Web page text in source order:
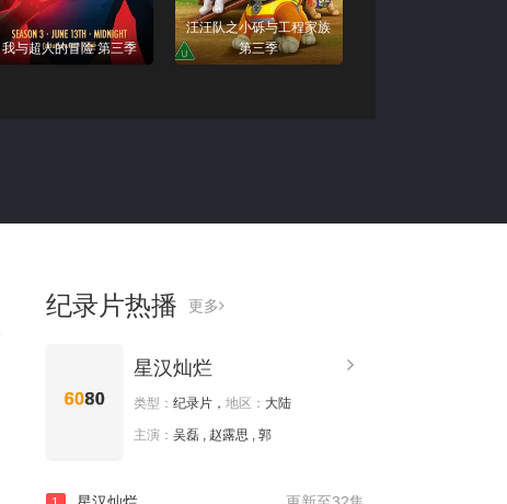
我与超人的冒险 第三季
汪汪队之小砾与工程家族
第三季
纪录片热播 更多
星汉灿烂
类型： 纪录片， 地区： 大陆
主演： 吴磊 , 赵露思 , 郭